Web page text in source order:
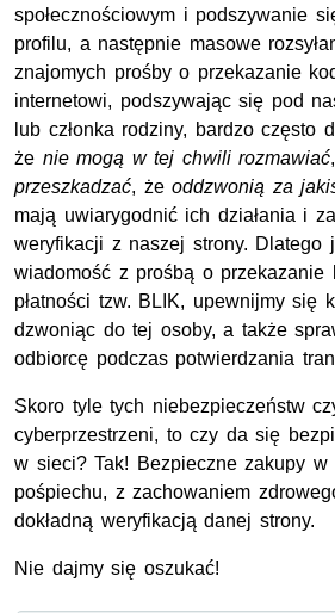
społecznościowym i podszywanie
profilu, a następnie masowe
znajomych prośby o przekazanie
internetowi, podszywając się pod
lub członka rodziny, bardzo często
że nie mogą w tej chwili rozmawiać,
przeszkadzać, żeoddzwonią za
mają uwiarygodnić ich działania i
weryfikacji z naszej strony. Dlatego
wiadomość z prośbą o przekazanie
płatności tzw. BLIK, upewnijmy się
dzwoniąc do tej osoby, a także
odbiorcę podczas potwierdzania
Skoro tyle tych niebezpieczeństw
cyberprzestrzeni, to czy da się
w sieci? Tak! Bezpieczne zakupy
pośpiechu, z zachowaniem
dokładną weryfikacją danej strony.
Nie dajmy się oszukać!